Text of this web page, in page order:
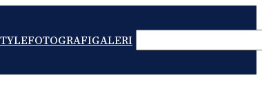
FOTOGRAFIGALERI SEARCH